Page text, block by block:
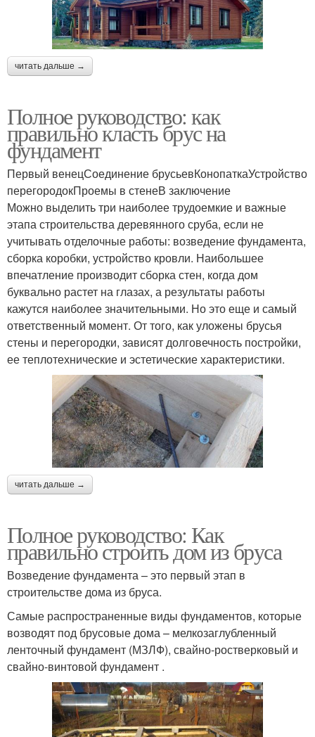
читать дальше →
Полное руководство: как
правильно класть брус на
фундамент
Первый венецСоединение брусьевКонопаткаУстройство
перегородокПроемы в стенеВ заключение
Можно выделить три наиболее трудоемкие и важные
этапа строительства деревянного сруба, если не
учитывать отделочные работы: возведение фундамента,
сборка коробки, устройство кровли. Наибольшее
впечатление производит сборка стен, когда дом
буквально растет на глазах, а результаты работы
кажутся наиболее значительными. Но это еще и самый
ответственный момент. От того, как уложены брусья
стены и перегородки, зависят долговечность постройки,
ее теплотехнические и эстетические характеристики.
читать дальше →
Полное руководство: Как
правильно строить дом из бруса
Возведение фундамента – это первый этап в
строительстве дома из бруса.
Самые распространенные виды фундаментов, которые
возводят под брусовые дома – мелкозаглубленный
ленточный фундамент (МЗЛФ), свайно-ростверковый и
свайно-винтовой фундамент .